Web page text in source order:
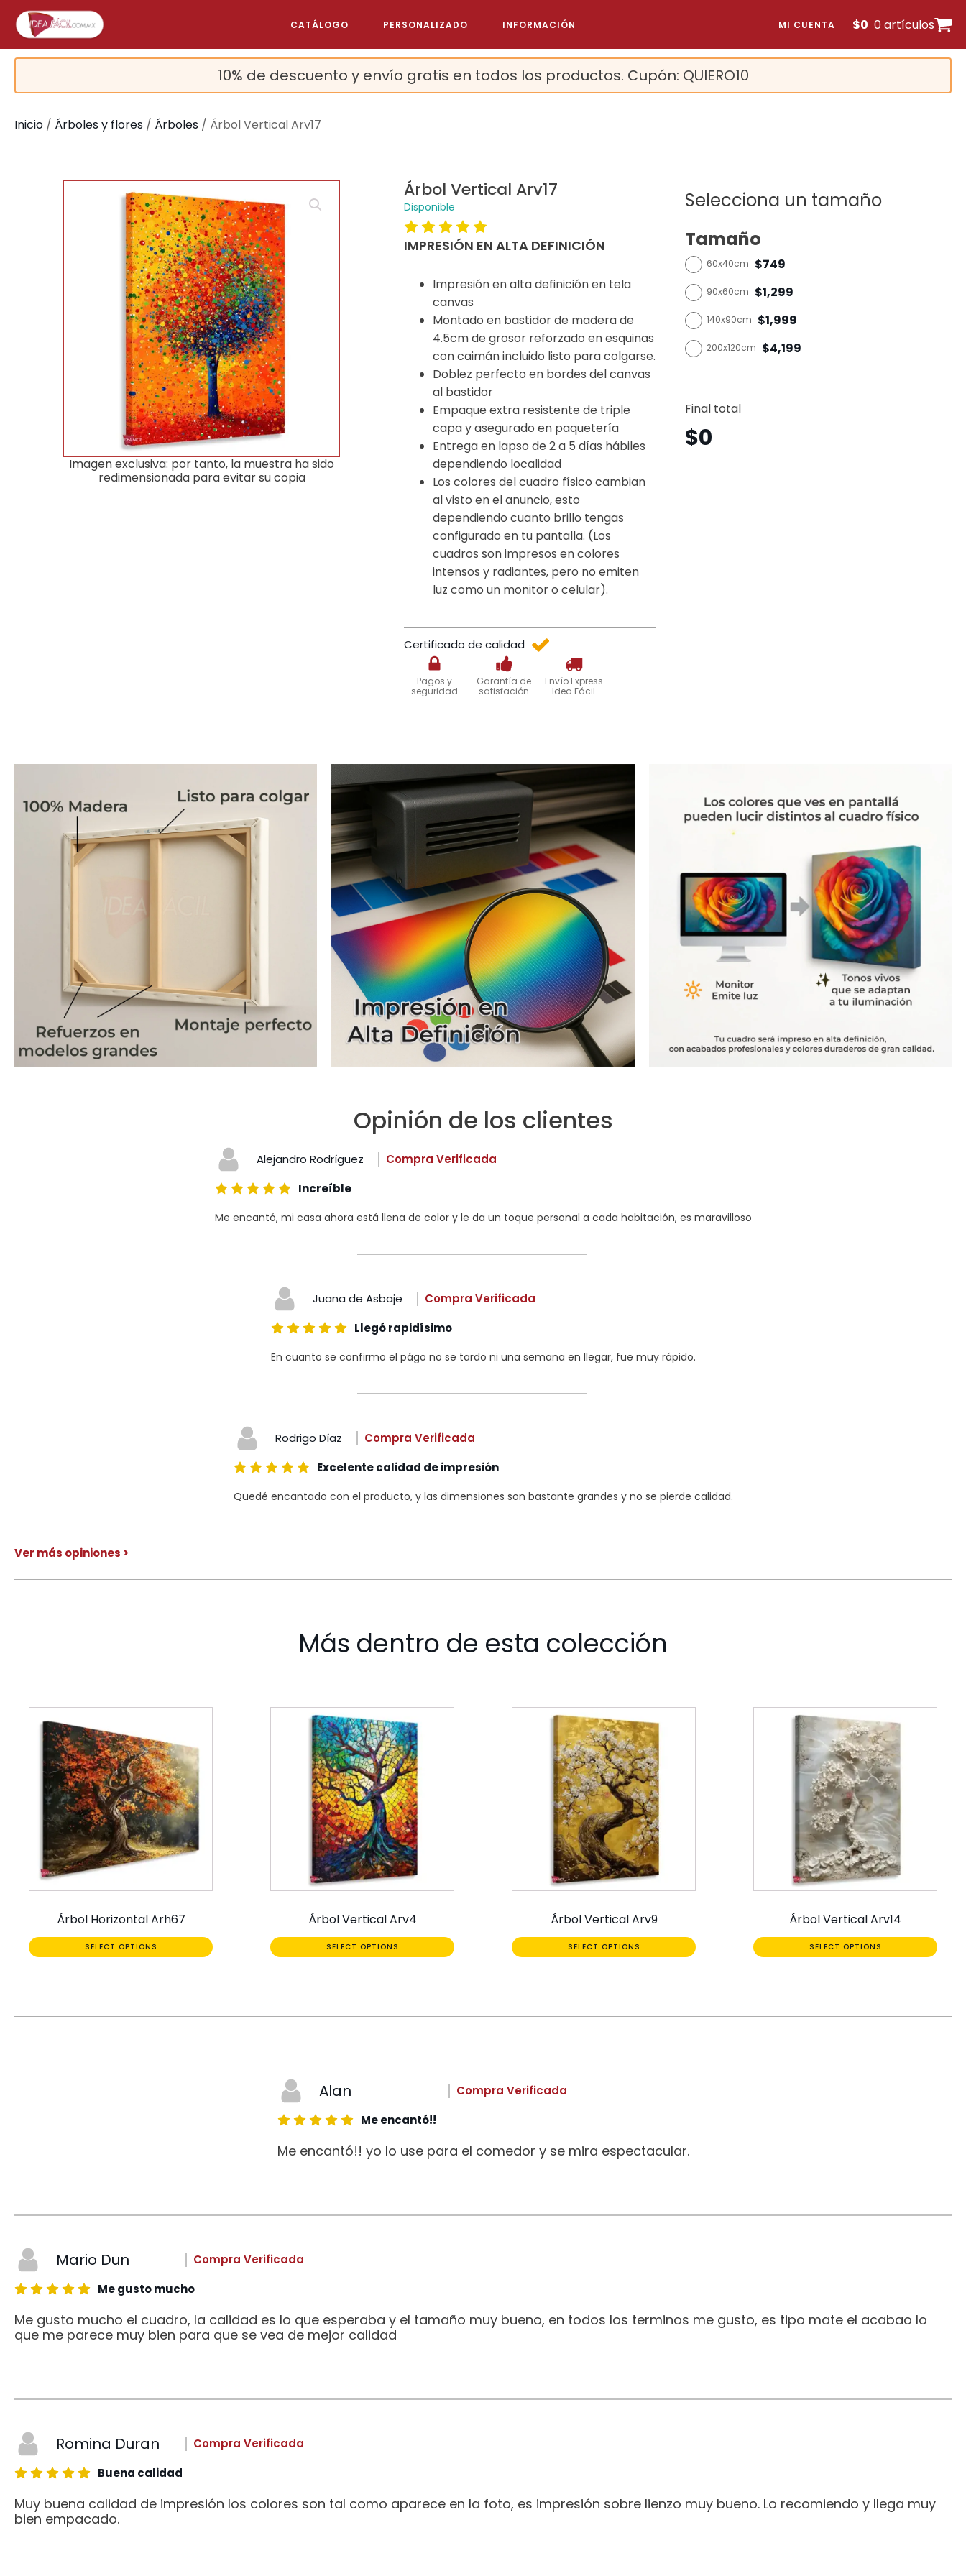
CATÁLOGO PERSONALIZADO INFORMACIÓN MI CUENTA $0 0 artículos
10% de descuento y envío gratis en todos los productos. Cupón: QUIERO10
Inicio / Árboles y flores / Árboles / Árbol Vertical Arv17
Imagen exclusiva: por tanto, la muestra ha sido
redimensionada para evitar su copia
Árbol Vertical Arv17
Disponible
IMPRESIÓN EN ALTA DEFINICIÓN
Impresión en alta definición en tela
canvas
Montado en bastidor de madera de
4.5cm de grosor reforzado en esquinas
con caimán incluido listo para colgarse.
Doblez perfecto en bordes del canvas
al bastidor
Empaque extra resistente de triple
capa y asegurado en paquetería
Entrega en lapso de 2 a 5 días hábiles
dependiendo localidad
Los colores del cuadro físico cambian
al visto en el anuncio, esto
dependiendo cuanto brillo tengas
configurado en tu pantalla. (Los
cuadros son impresos en colores
intensos y radiantes, pero no emiten
luz como un monitor o celular).
Certificado de calidad
Pagos y
seguridad
Garantía de
satisfación
Envío Express
Idea Fácil
Selecciona un tamaño
Tamaño
60x40cm $749
90x60cm $1,299
140x90cm $1,999
200x120cm $4,199
Final total
$0
Opinión de los clientes
Alejandro Rodríguez
Compra Verificada
Increíble
Me encantó, mi casa ahora está llena de color y le da un toque personal a cada habitación, es maravilloso
Juana de Asbaje
Compra Verificada
Llegó rapidísimo
En cuanto se confirmo el págo no se tardo ni una semana en llegar, fue muy rápido.
Rodrigo Díaz
Compra Verificada
Excelente calidad de impresión
Quedé encantado con el producto, y las dimensiones son bastante grandes y no se pierde calidad.
Ver más opiniones >
Más dentro de esta colección
Árbol Horizontal Arh67
SELECT OPTIONS
Árbol Vertical Arv4
SELECT OPTIONS
Árbol Vertical Arv9
SELECT OPTIONS
Árbol Vertical Arv14
SELECT OPTIONS
Alan
Compra Verificada
Me encantó!!
Me encantó!! yo lo use para el comedor y se mira espectacular.
Mario Dun
Compra Verificada
Me gusto mucho
Me gusto mucho el cuadro, la calidad es lo que esperaba y el tamaño muy bueno, en todos los terminos me gusto, es tipo mate el acabao lo
que me parece muy bien para que se vea de mejor calidad
Romina Duran
Compra Verificada
Buena calidad
Muy buena calidad de impresión los colores son tal como aparece en la foto, es impresión sobre lienzo muy bueno. Lo recomiendo y llega muy
bien empacado.